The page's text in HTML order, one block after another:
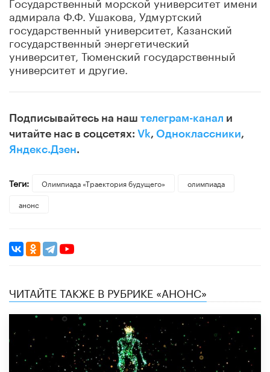
адмирала Ф.Ф. Ушакова, Удмуртский
государственный университет, Казанский
государственный энергетический
университет, Тюменский государственный
университет и другие.
Подписывайтесь на наш телеграм-канал и
читайте нас в соцсетях: Vk, Одноклассники,
Яндекс.Дзен.
Теги: Олимпиада «Траектория будущего»
олимпиада
анонс
ЧИТАЙТЕ ТАКЖЕ В РУБРИКЕ «АНОНС»